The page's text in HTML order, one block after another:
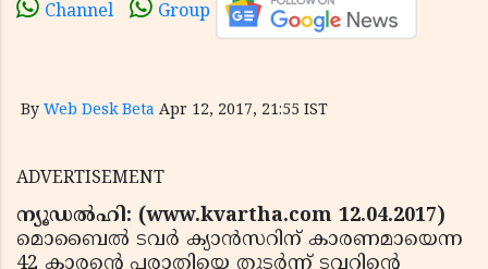
Channel Group
By Web Desk Beta Apr 12, 2017, 21:55 IST
ADVERTISEMENT
ന്യൂഡല്‍ഹി: (www.kvartha.com 12.04.2017)
മൊബൈല്‍ ടവര്‍ ക്യാന്‍സറിന് കാരണമായെന്ന